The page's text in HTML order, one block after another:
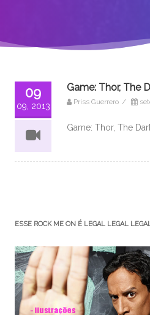
09
09, 2013
Game: Thor, The
Priss Guerrero /
Game: Thor, The
ESSE ROCK ME ON É LEGAL LEGAL